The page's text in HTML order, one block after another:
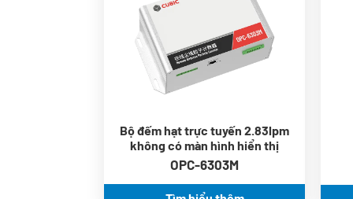
5.0μm, 10μm
Laser tuyến tính cấp công
nghiệp
Modbus, mqtt, 4-20mA để
liên lạc
Bộ đếm hạt trực tuyến 2.83lpm
không có màn hình hiển thị
OPC-6303M